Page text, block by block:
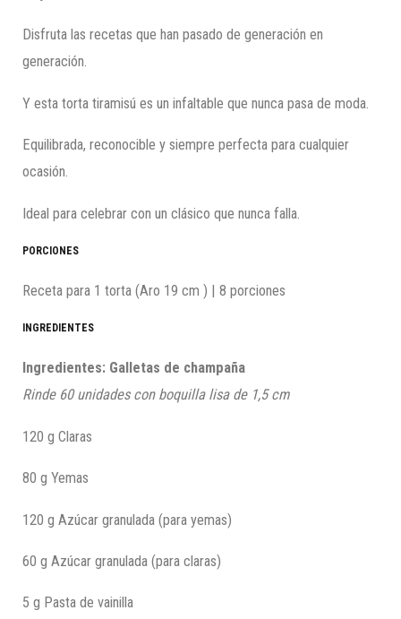
Disfruta las recetas que han pasado de generación en
generación.
Y esta torta tiramisú es un infaltable que nunca pasa de moda.
Equilibrada, reconocible y siempre perfecta para cualquier
ocasión.
Ideal para celebrar con un clásico que nunca falla.
PORCIONES
Receta para 1 torta (Aro 19 cm ) | 8 porciones
INGREDIENTES
Ingredientes: Galletas de champaña
Rinde 60 unidades con boquilla lisa de 1,5 cm
120 g Claras
80 g Yemas
120 g Azúcar granulada (para yemas)
60 g Azúcar granulada (para claras)
5 g Pasta de vainilla